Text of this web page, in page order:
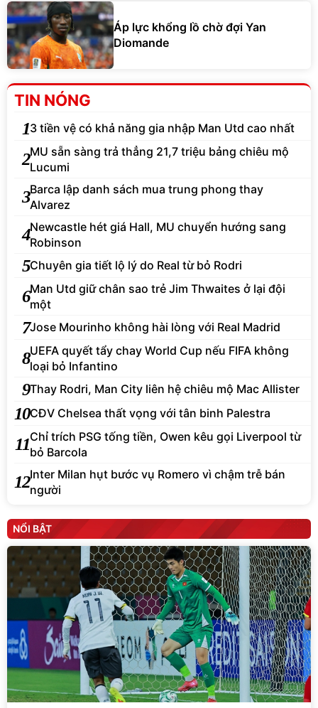
Áp lực khổng lồ chờ đợi Yan
Diomande
TIN NÓNG
13 tiền vệ có khả năng gia nhập Man Utd cao nhất
2MU sẵn sàng trả thẳng 21,7 triệu bảng chiêu mộ
Lucumi
3Barca lập danh sách mua trung phong thay
Alvarez
4Newcastle hét giá Hall, MU chuyển hướng sang
Robinson
5Chuyên gia tiết lộ lý do Real từ bỏ Rodri
6Man Utd giữ chân sao trẻ Jim Thwaites ở lại đội
một
7Jose Mourinho không hài lòng với Real Madrid
8UEFA quyết tẩy chay World Cup nếu FIFA không
loại bỏ Infantino
9Thay Rodri, Man City liên hệ chiêu mộ Mac Allister
10CĐV Chelsea thất vọng với tân binh Palestra
11Chỉ trích PSG tống tiền, Owen kêu gọi Liverpool từ
bỏ Barcola
12Inter Milan hụt bước vụ Romero vì chậm trễ bán
người
NỔI BẬT